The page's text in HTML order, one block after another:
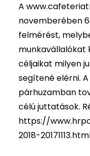
A
novemberében
felmérést,
munkavállalókat
céljaikat milyen
segítené elérni.
párhuzamban
célú juttatások.
https://
2018-